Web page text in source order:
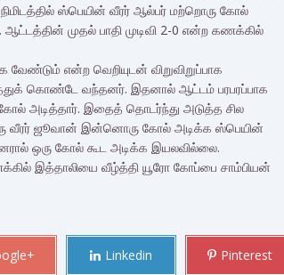
ஸ்பெயின் வீரர் ஆல்பர் மற்றொரு கோல்
முதல் பாதி முடிவி 2-0 என்ற கணக்கில்
வேண்டும் என்ற வெறியுடன் விறுவிறுப்பாக
கொண்டே வந்தனர். இதனால் ஆட்டம் பரபரப்பாக
கோல் அடித்தார். இதைத் தொடர்ந்து அடுத்த சில
வீரர் ஜூவான் இன்னொரு கோல் அடிக்க ஸ்பெயின்
ஒரு கோல் கூட அடிக்க இயலவில்லை.
இத்தாலியை வீழ்த்தி யூரோ கோப்பை சாம்பியன்
Linkedin Pinterest